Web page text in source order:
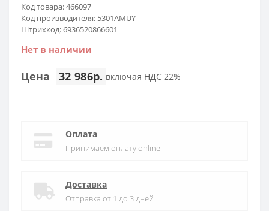
Код товара: 466097
Код производителя: 5301AMUY
Штрихкод: 6936520866601
Нет в наличии
Цена 32 986р. включая НДС 22%
Оплата
Принимаем оплату online
Доставка
Отправка от 1 до 3 дней